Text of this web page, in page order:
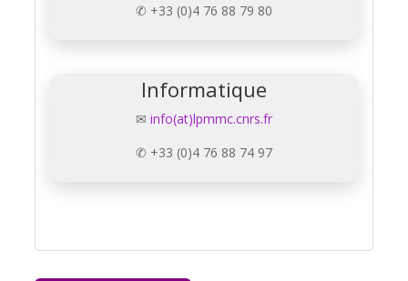
✆ +33 (0)4 76 88 79 80
Informatique
✉ info(at)lpmmc.cnrs.fr
✆ +33 (0)4 76 88 74 97